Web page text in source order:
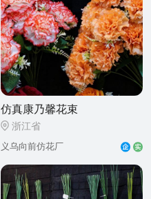
仿真康乃馨花束
浙江省
义乌向前仿花厂